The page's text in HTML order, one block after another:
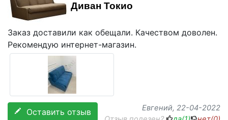
Диван Токио
Заказ доставили как обещали. Качеством доволен.
Рекомендую интернет-магазин.
Оставить отзыв Евгений, 22-04-2022